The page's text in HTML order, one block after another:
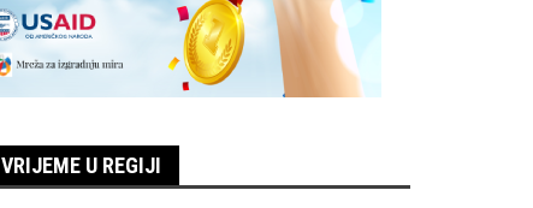
VRIJEME U REGIJI